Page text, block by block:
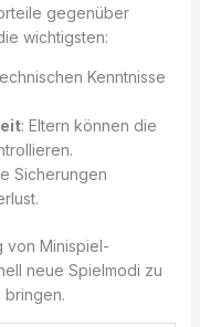
gegenüber
wichtigsten:
Kenntnisse
: Eltern können die
Sicherungen
von Minispiel-
neue Spielmodi zu
bringen.